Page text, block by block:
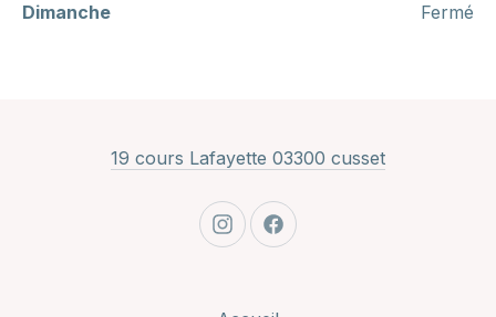
Dimanche
Fermé
19 cours Lafayette 03300 cussetNew Window
New WindowNew Window